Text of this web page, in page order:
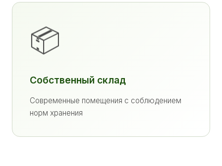
📦
Собственный склад
Современные помещения с соблюдением
норм хранения